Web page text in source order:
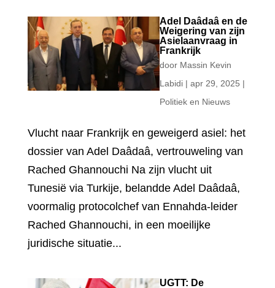
Adel Daâdaâ en de
Weigering van zijn
Asielaanvraag in
Frankrijk
door Massin Kevin
Labidi| apr 29, 2025 |
Politiek en Nieuws
Vlucht naar Frankrijk en geweigerd asiel: het
dossier van Adel Daâdaâ, vertrouweling van
Rached Ghannouchi Na zijn vlucht uit
Tunesië via Turkije, belandde Adel Daâdaâ,
voormalig protocolchef van Ennahda-leider
Rached Ghannouchi, in een moeilijke
juridische situatie...
UGTT: De